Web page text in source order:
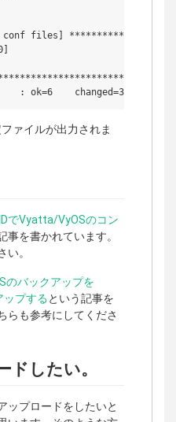
conf files]
ァイルが出力されま
でVyatta/VyOSのコン
事を書かれています。
い。
のバックアップを
ップするという記事を
らも参考にしてくださ
ドしたい。
ップロードをしたいと